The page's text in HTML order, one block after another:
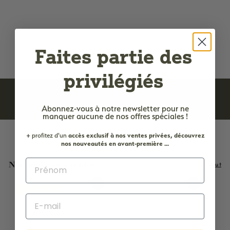
4
Nos meilleures ventes Voir tout
Ajouter au panier Ajouter au panier
Faites partie des
privilégiés
Abonnez-vous à notre newsletter pour ne
manquer aucune de nos offres spéciales !
+ profitez d'un accès exclusif à nos ventes privées, découvrez
nos nouveautés en avant-première ...